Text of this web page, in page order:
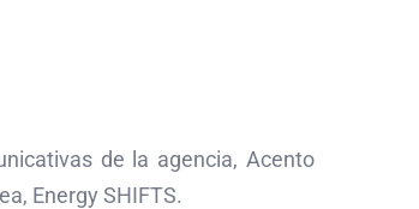
de la agencia, Acento
Energy SHIFTS.